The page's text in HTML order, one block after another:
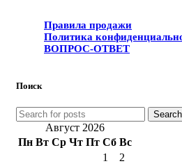
Правила продажи
Политика
ВОПРОС-ОТВЕТ
Поиск
Search
Август 2026
Пн Вт Ср Чт Пт Сб Вс
1
2